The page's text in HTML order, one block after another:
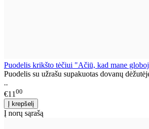
Puodelis krikšto tėčiui "Ačiū, kad mane
Puodelis su užrašu supakuotas dovanų
..
€11 00
Į norų sąrašą